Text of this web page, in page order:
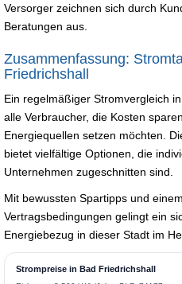
Versorger zeichnen sich durch
Beratungen aus.
Zusammenfassung:
Friedrichshall
Ein regelmäßiger Stromvergleich
alle Verbraucher, die Kosten
Energiequellen setzen möchten.
bietet vielfältige Optionen, die
Unternehmen zugeschnitten sind.
Mit bewussten Spartipps und
Vertragsbedingungen gelingt ein
Energiebezug in dieser Stadt im
Strompreise in Bad Friedrichshall